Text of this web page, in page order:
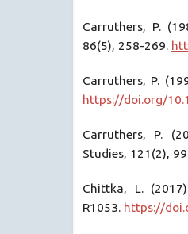
Carruthers, P.
86(5), 258-269.
Carruthers, P.
https://doi.org/
Carruthers, P.
Studies, 121(2),
Chittka, L.
R1053. https://